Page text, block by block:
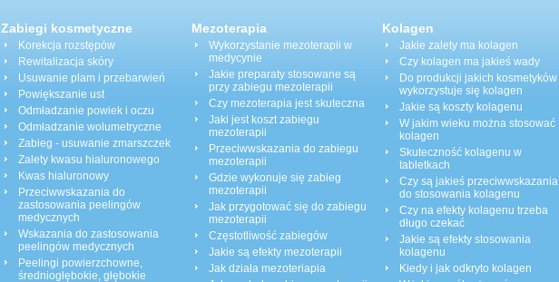
Zabiegi kosmetyczne
Korekcja rozstępów
Rewitalizacja skóry
Usuwanie plam i przebarwień
Powiększanie ust
Odmładzanie powiek i oczu
Odmładzanie wolumetryczne
Zabieg - usuwanie zmarszczek
Zalety kwasu hialuronowego
Kwas hialuronowy
Przeciwwskazania do
zastosowania peelingów
medycznych
Wskazania do zastosowania
peelingów medycznych
Peelingi powierzchowne,
średniogłębokie, głębokie
Mezoterapia
Wykorzystanie mezoterapii w
medycynie
Jakie preparaty stosowane są
przy zabiegu mezoterapii
Czy mezoterapia jest skuteczna
Jaki jest koszt zabiegu
mezoterapii
Przeciwwskazania do zabiegu
mezoterapii
Gdzie wykonuje się zabieg
mezoterapii
Jak przygotować się do zabiegu
mezoterapii
Częstotliwość zabiegów
Jakie są efekty mezoterapii
Jak działa mezoteriapia
Kolagen
Jakie zalety ma kolagen
Czy kolagen ma jakieś wady
Do produkcji jakich kosmetyków
wykorzystuje się kolagen
Jakie są koszty kolagenu
W jakim wieku można stosować
kolagen
Skuteczność kolagenu w
tabletkach
Czy są jakieś przeciwwskazania
do stosowania kolagenu
Czy na efekty kolagenu trzeba
długo czekać
Jakie są efekty stosowania
kolagenu
Kiedy i jak odkryto kolagen